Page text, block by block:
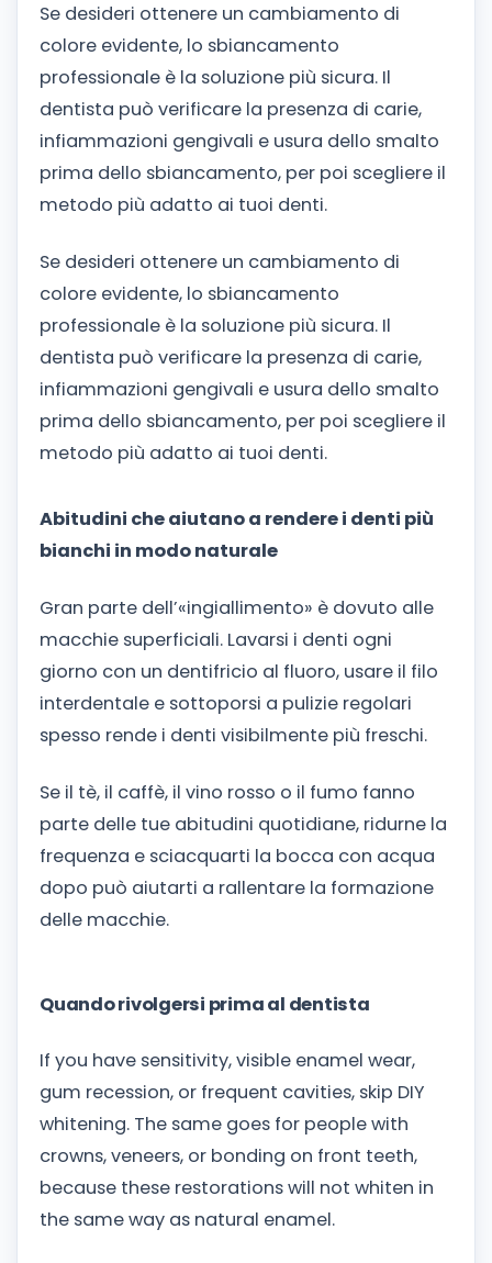
Se desideri ottenere un cambiamento di
colore evidente, lo sbiancamento
professionale è la soluzione più sicura. Il
dentista può verificare la presenza di carie,
infiammazioni gengivali e usura dello smalto
prima dello sbiancamento, per poi scegliere il
metodo più adatto ai tuoi denti.
Se desideri ottenere un cambiamento di
colore evidente, lo sbiancamento
professionale è la soluzione più sicura. Il
dentista può verificare la presenza di carie,
infiammazioni gengivali e usura dello smalto
prima dello sbiancamento, per poi scegliere il
metodo più adatto ai tuoi denti.
Abitudini che aiutano a rendere i denti più
bianchi in modo naturale
Gran parte dell’«ingiallimento» è dovuto alle
macchie superficiali. Lavarsi i denti ogni
giorno con un dentifricio al fluoro, usare il filo
interdentale e sottoporsi a pulizie regolari
spesso rende i denti visibilmente più freschi.
Se il tè, il caffè, il vino rosso o il fumo fanno
parte delle tue abitudini quotidiane, ridurne la
frequenza e sciacquarti la bocca con acqua
dopo può aiutarti a rallentare la formazione
delle macchie.
Quando rivolgersi prima al dentista
If you have sensitivity, visible enamel wear,
gum recession, or frequent cavities, skip DIY
whitening. The same goes for people with
crowns, veneers, or bonding on front teeth,
because these restorations will not whiten in
the same way as natural enamel.